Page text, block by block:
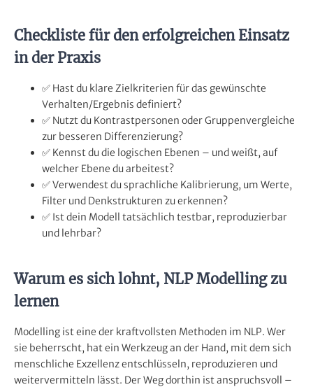
Checkliste für den erfolgreichen Einsatz
in der Praxis
✅ Hast du klare Zielkriterien für das gewünschte
Verhalten/Ergebnis definiert?
✅ Nutzt du Kontrastpersonen oder Gruppenvergleiche
zur besseren Differenzierung?
✅ Kennst du die logischen Ebenen – und weißt, auf
welcher Ebene du arbeitest?
✅ Verwendest du sprachliche Kalibrierung, um Werte,
Filter und Denkstrukturen zu erkennen?
✅ Ist dein Modell tatsächlich testbar, reproduzierbar
und lehrbar?
Warum es sich lohnt, NLP Modelling zu
lernen
Modelling ist eine der kraftvollsten Methoden im NLP. Wer
sie beherrscht, hat ein Werkzeug an der Hand, mit dem sich
menschliche Exzellenz entschlüsseln, reproduzieren und
weitervermitteln lässt. Der Weg dorthin ist anspruchsvoll –